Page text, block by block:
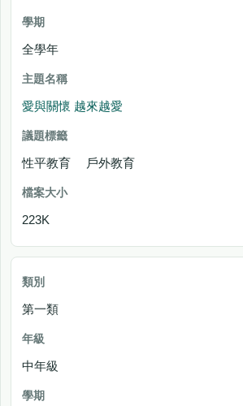
全學年
愛與關懷 越來越愛
性平教育 戶外教育
223K
第一類
中年級